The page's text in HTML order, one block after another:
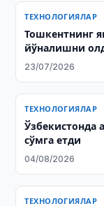
ТЕХНОЛОГИЯЛАР
Тошкентнинг
йўналишни
23/07/2026
ТЕХНОЛОГИЯЛАР
Ўзбекистонда
сўмга етди
04/08/2026
ТЕХНОЛОГИЯЛАР